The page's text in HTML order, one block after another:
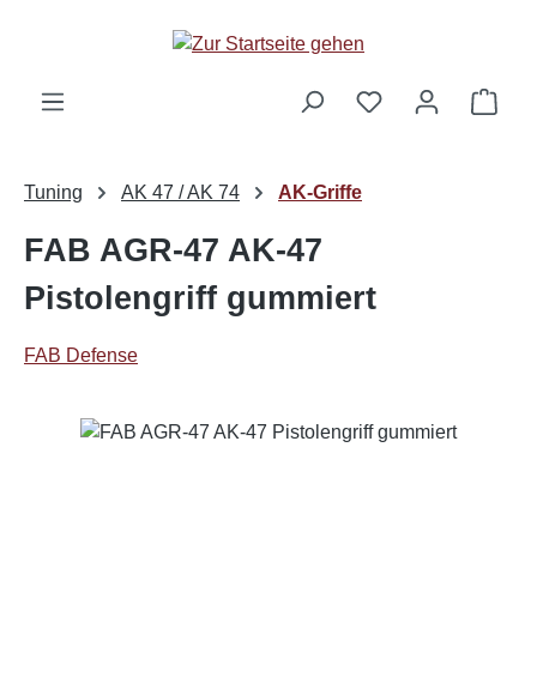
Zum Hauptinhalt springen
Tuning AK 47 / AK 74 AK-Griffe
FAB AGR-47 AK-47
Pistolengriff gummiert
FAB Defense